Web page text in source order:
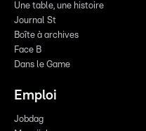
Une table, une histoire
Journal St
Boîte à archives
Face B
Dans le Game
Emploi
Jobdag